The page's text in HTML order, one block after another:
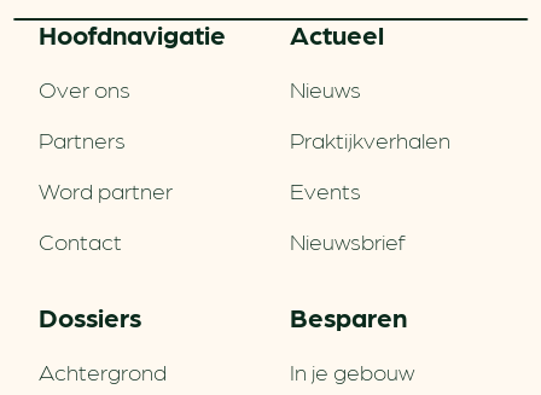
Hoofd­navigatie
Over ons
Partners
Word partner
Contact
Actueel
Nieuws
Praktijkverhalen
Events
Nieuwsbrief
Dossiers
Achtergrond
Besparen
In je gebouw